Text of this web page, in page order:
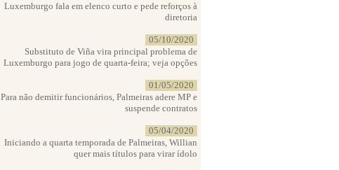
Luxemburgo fala em elenco curto e pede reforços à
diretoria
05/10/2020
Substituto de Viña vira principal problema de
Luxemburgo para jogo de quarta-feira; veja opções
01/05/2020
Para não demitir funcionários, Palmeiras adere MP e
suspende contratos
05/04/2020
Iniciando a quarta temporada de Palmeiras, Willian
quer mais títulos para virar ídolo